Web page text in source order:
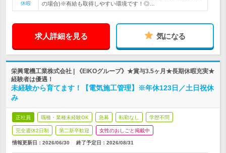
休暇
の場合)※有給も取得しやすい環境です！◎…
求人詳細を見る 気になる
栄興電機工業株式会社 | 《EIKOグループ》★賞与3.5ヶ月★長期休暇充実★
経験者は優遇！
未経験から育てます！【電気施工管理】※年休123日／土日祝休
み
正社員 職種・業種未経験OK 急募 転勤なし 学歴不問
完全週休2日制 第二新卒歓迎 女性のおしごと掲載中
情報更新日：2026/06/30 終了予定日： 2026/08/31